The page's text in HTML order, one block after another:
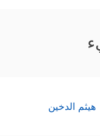
هيثم الدخين